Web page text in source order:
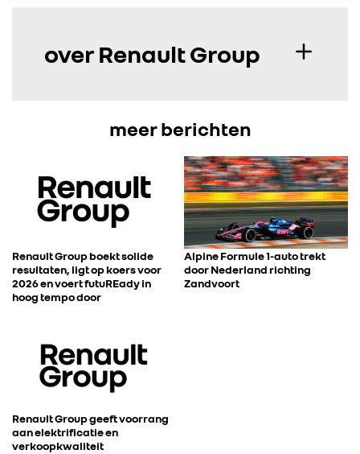
CONTACT
over Renault Group
meer berichten
Renault Group boekt solide
resultaten, ligt op koers voor
2026 en voert futuREady in
hoog tempo door
Alpine Formule 1-auto trekt
door Nederland richting
Zandvoort
Renault Group geeft voorrang
aan elektrificatie en
verkoopkwaliteit